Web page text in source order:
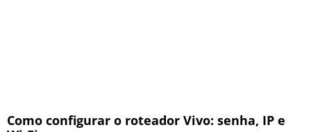
Como configurar o roteador Vivo: senha, IP e